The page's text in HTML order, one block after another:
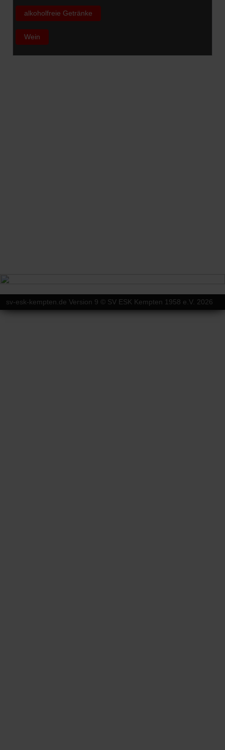
alkoholfreie Getränke
Wein
sv-esk-kempten.de Version 9 © SV ESK Kempten 1958 e.V. 2026